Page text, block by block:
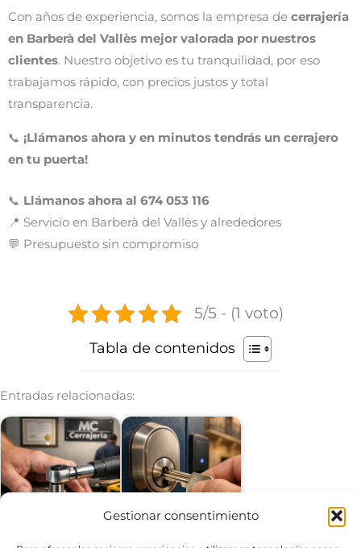
Gestionar consentimiento
Con años de experiencia, somos la empresa de cerrajería
en Barberà del Vallès mejor valorada por nuestros
clientes. Nuestro objetivo es tu tranquilidad, por eso
trabajamos rápido, con precios justos y total
transparencia.
📞 ¡Llámanos ahora y en minutos tendrás un cerrajero
en tu puerta!
📞 Llámanos ahora al 674 053 116
📍 Servicio en Barberà del Vallès y alrededores
💬 Presupuesto sin compromiso
5/5 - (1 voto)
Tabla de contenidos
Entradas relacionadas:
del valles Serralleria